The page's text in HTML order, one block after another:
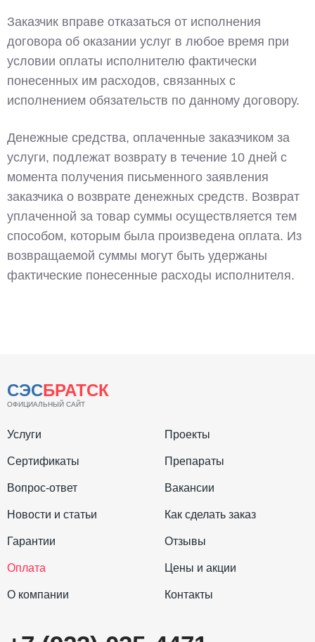
Заказчик вправе отказаться от исполнения
договора об оказании услуг в любое время при
условии оплаты исполнителю фактически
понесенных им расходов, связанных с
исполнением обязательств по данному договору.
Денежные средства, оплаченные заказчиком за
услуги, подлежат возврату в течение 10 дней с
момента получения письменного заявления
заказчика о возврате денежных средств. Возврат
уплаченной за товар суммы осуществляется тем
способом, которым была произведена оплата. Из
возвращаемой суммы могут быть удержаны
фактические понесенные расходы исполнителя.
СЭСБРАТСК
ОФИЦИАЛЬНЫЙ САЙТ
Услуги Проекты
Сертификаты Препараты
Вопрос-ответ Вакансии
Новости и статьи Как сделать заказ
Гарантии Отзывы
Оплата Цены и акции
О компании Контакты